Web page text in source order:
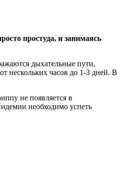
простуда, и занимаясь
дыхательные пути,
нескольких часов до 1-3 дней. В
не появляется в
необходимо успеть